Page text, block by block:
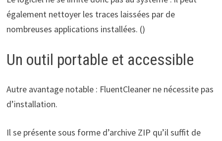
également nettoyer les traces laissées par de
nombreuses applications installées. ()
Un outil portable et accessible
Autre avantage notable : FluentCleaner ne nécessite pas
d’installation.
Il se présente sous forme d’archive ZIP qu’il suffit de